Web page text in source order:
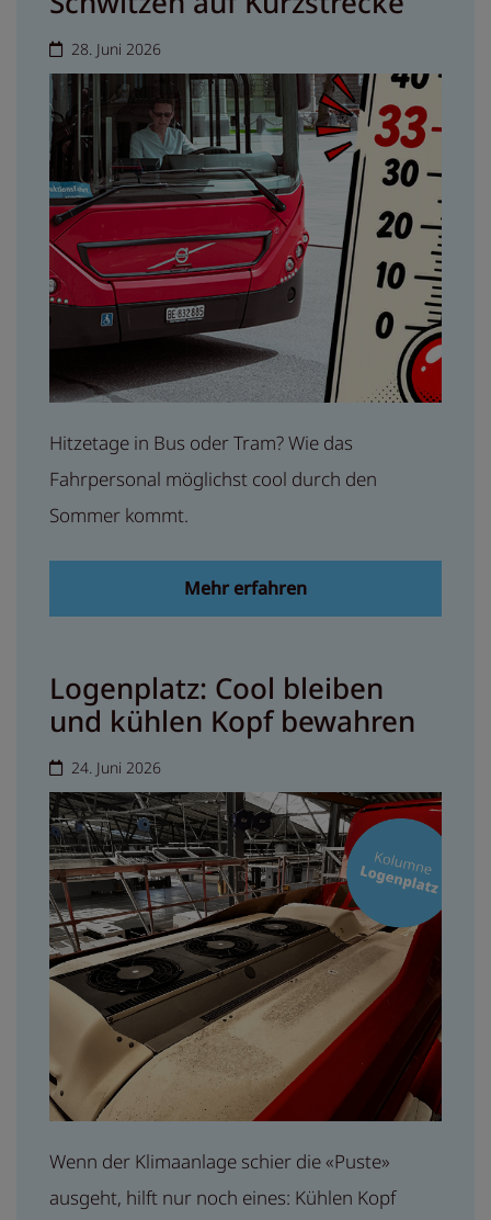
28. Juni 2026
Hitzetage in Bus oder Tram? Wie das
Fahrpersonal möglichst cool durch den
Sommer kommt.
Mehr erfahren
Logenplatz: Cool bleiben
und kühlen Kopf bewahren
24. Juni 2026
Wenn der Klimaanlage schier die «Puste»
ausgeht, hilft nur noch eines: Kühlen Kopf